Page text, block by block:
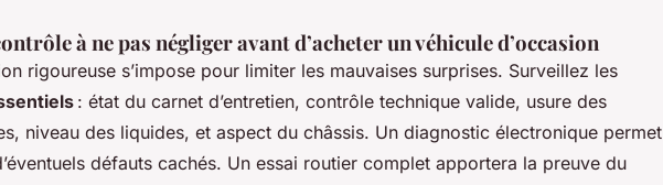
à ne pas négliger avant d’acheter un véhicule d’occasion
rigoureuse s’impose pour limiter les mauvaises surprises. Surveillez les
: état du carnet d’entretien, contrôle technique valide, usure des
niveau des liquides, et aspect du châssis. Un diagnostic électronique permet
défauts cachés. Un essai routier complet apportera la preuve du